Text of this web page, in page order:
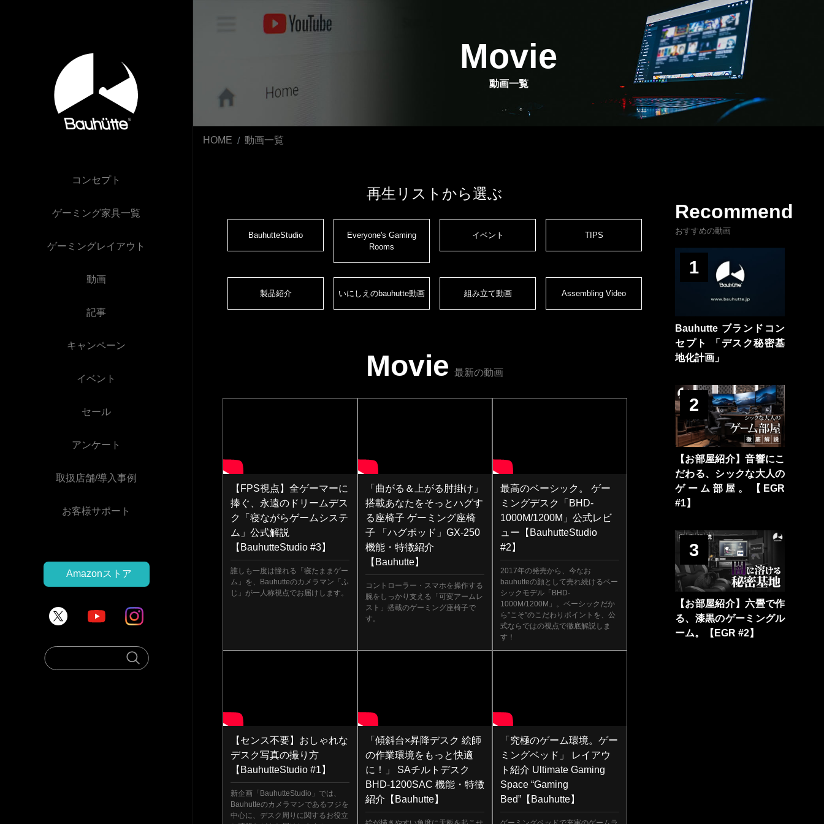
コンセプト
ゲーミング家具一覧
ゲーミングレイアウト
動画
記事
キャンペーン
イベント
セール
アンケート
取扱店舗/導入事例
お客様サポート
Amazonストア
Movie
動画一覧
HOME 動画一覧
再生リストから選ぶ
BauhutteStudio
Everyone's Gaming
Rooms
イベント TIPS
製品紹介 いにしえのbauhutte動画 組み立て動画 Assembling Video
Movie 最新の動画
【FPS視点】全ゲーマーに
捧ぐ、永遠のドリームデス
ク「寝ながらゲームシステ
ム」公式解説
【BauhutteStudio #3】
誰しも一度は憧れる「寝たままゲー
ム」を、Bauhutteのカメラマン「ふ
じ」が一人称視点でお届けします。
「曲がる＆上がる肘掛け」
搭載あなたをそっとハグす
る座椅子 ゲーミング座椅
子 「ハグポッド」GX-250
機能・特徴紹介
【Bauhutte】
コントローラー・スマホを操作する
腕をしっかり支える「可変アームレ
スト」搭載のゲーミング座椅子で
す。
最高のベーシック。 ゲー
ミングデスク「BHD-
1000M/1200M」公式レビ
ュー【BauhutteStudio
#2】
2017年の発売から、今なお
bauhutteの顔として売れ続けるベー
シックモデル「BHD-
1000M/1200M」。ベーシックだか
ら”こそ”のこだわりポイントを、公
式ならではの視点で徹底解説しま
す！
【センス不要】おしゃれな
デスク写真の撮り方
【BauhutteStudio #1】
新企画「BauhutteStudio」では、
Bauhutteのカメラマンであるフジを
中心に、デスク周りに関するお役立
「傾斜台×昇降デスク 絵師
の作業環境をもっと快適
に！」 SAチルトデスク
BHD-1200SAC 機能・特徴
紹介【Bauhutte】
「究極のゲーム環境。ゲー
ミングベッド」 レイアウ
ト紹介 Ultimate Gaming
Space “Gaming
Bed”【Bauhutte】
Recommend
おすすめの動画
1
Bauhutte ブランドコン
セプト 「デスク秘密基
地化計画」
2
【お部屋紹介】音響にこ
だわる、シックな大人の
ゲーム部屋。【EGR
#1】
3
【お部屋紹介】六畳で作
る、漆黒のゲーミングル
ーム。【EGR #2】